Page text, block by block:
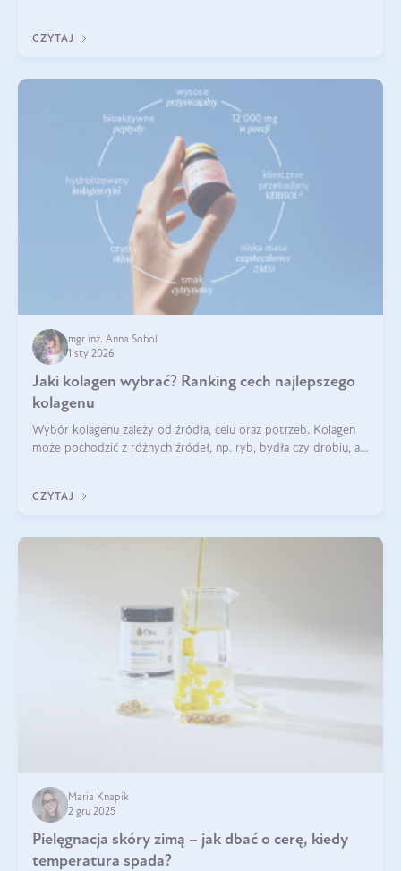
CZYTAJ
mgr inż. Anna Sobol
1 sty 2026
Jaki kolagen wybrać? Ranking cech najlepszego
kolagenu
Wybór kolagenu zależy od źródła, celu oraz potrzeb. Kolagen
może pochodzić z różnych źródeł, np. ryb, bydła czy drobiu, a
bydlęcy.
CZYTAJ
Maria Knapik
2 gru 2025
Pielęgnacja skóry zimą – jak dbać o cerę, kiedy
temperatura spada?